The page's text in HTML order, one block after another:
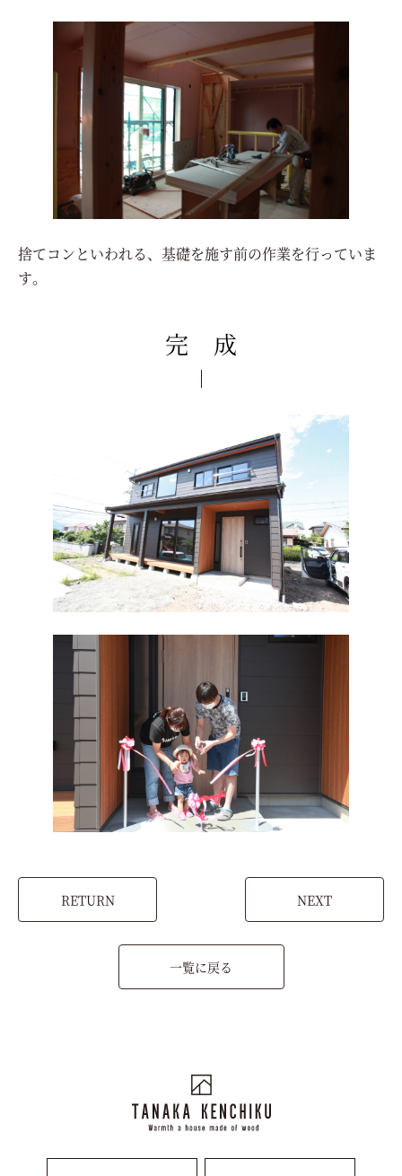
捨てコンといわれる、基礎を施す前の作業を行っていま
す。
完 成
RETURN NEXT
一覧に戻る